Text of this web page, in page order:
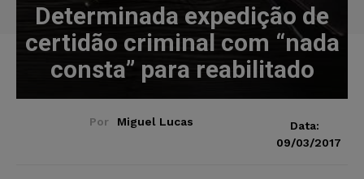
Determinada expedição de
certidão criminal com “nada
consta” para reabilitado
Por Miguel Lucas
Data:
09/03/2017